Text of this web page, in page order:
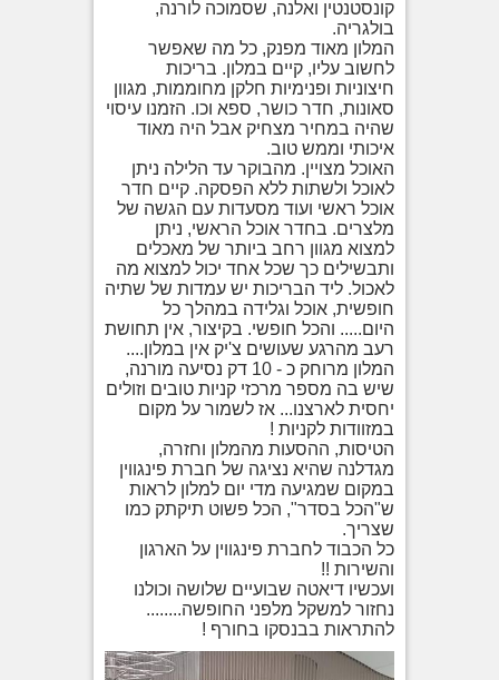
קונסטנטין ואלנה, שסמוכה לורנה,
בולגריה.
המלון מאוד מפנק, כל מה שאפשר
לחשוב עליו, קיים במלון. בריכות
חיצוניות ופנימיות חלקן מחוממות, מגוון
סאונות, חדר כושר, ספא וכו. הזמנו עיסוי
שהיה במחיר מצחיק אבל היה מאוד
איכותי וממש טוב.
האוכל מצויין. מהבוקר עד הלילה ניתן
לאוכל ולשתות ללא הפסקה. קיים חדר
אוכל ראשי ועוד מסעדות עם הגשה של
מלצרים. בחדר אוכל הראשי, ניתן
למצוא מגוון רחב ביותר של מאכלים
ותבשילים כך שכל אחד יכול למצוא מה
לאכול. ליד הבריכות יש עמדות של שתיה
חופשית, אוכל וגלידה במהלך כל
היום..... והכל חופשי. בקיצור, אין תחושת
רעב מהרגע שעושים צ'יק אין במלון....
המלון מרוחק כ - 10 דק נסיעה מורנה,
שיש בה מספר מרכזי קניות טובים וזולים
יחסית לארצנו... אז לשמור על מקום
במזוודות לקניות !
הטיסות, ההסעות מהמלון וחזרה,
מגדלנה שהיא נציגה של חברת פינגווין
במקום שמגיעה מדי יום למלון לראות
ש"הכל בסדר", הכל פשוט תיקתק כמו
שצריך.
כל הכבוד לחברת פינגווין על הארגון
והשירות !!
ועכשיו דיאטה שבועיים שלושה וכולנו
נחזור למשקל מלפני החופשה........
להתראות בבנסקו בחורף !